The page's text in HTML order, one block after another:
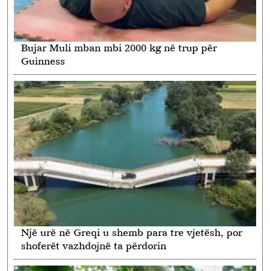
Bujar Muli mban mbi 2000 kg në trup për
Guinness
Një urë në Greqi u shemb para tre vjetësh, por
shoferët vazhdojnë ta përdorin